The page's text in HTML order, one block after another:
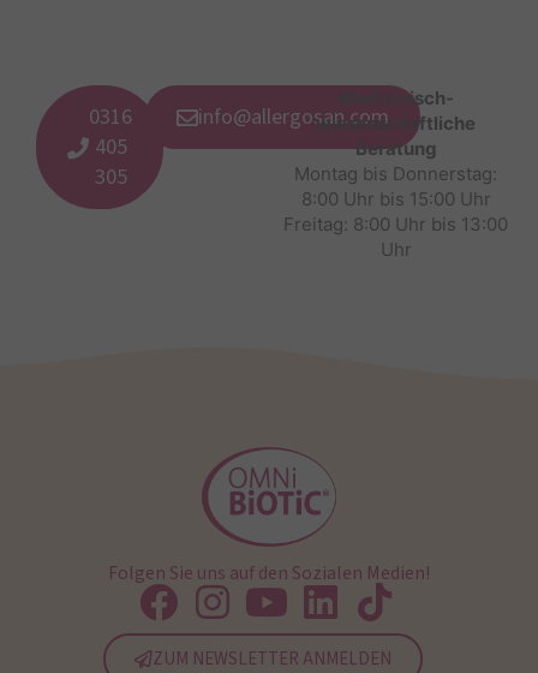
0316
405
305
info@allergosan.com
Medizinisch-
wissenschaftliche
Beratung
Montag bis Donnerstag:
8:00 Uhr bis 15:00 Uhr
Freitag: 8:00 Uhr bis 13:00
Uhr
Folgen Sie uns auf den Sozialen Medien!
ZUM NEWSLETTER ANMELDEN